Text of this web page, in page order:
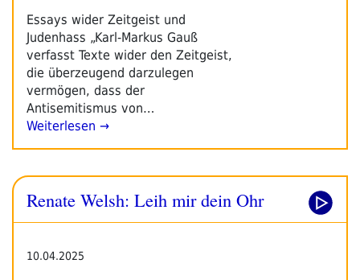
Essays wider Zeitgeist und
Judenhass „Karl-Markus Gauß
verfasst Texte wider den Zeitgeist,
die überzeugend darzulegen
vermögen, dass der
Antisemitismus von…
Weiterlesen →
Renate Welsh: Leih mir dein Ohr
10.04.2025